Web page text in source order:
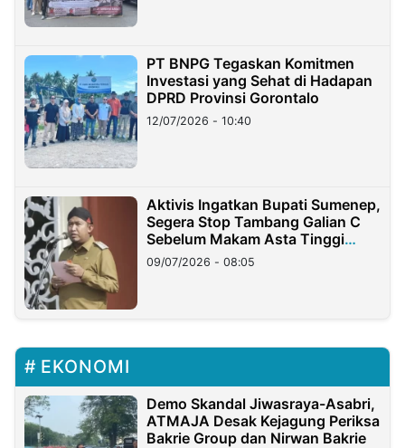
PT BNPG Tegaskan Komitmen
Investasi yang Sehat di Hadapan
DPRD Provinsi Gorontalo
12/07/2026 - 10:40
Aktivis Ingatkan Bupati Sumenep,
Segera Stop Tambang Galian C
Sebelum Makam Asta Tinggi
Longsor
09/07/2026 - 08:05
EKONOMI
Demo Skandal Jiwasraya-Asabri,
ATMAJA Desak Kejagung Periksa
Bakrie Group dan Nirwan Bakrie